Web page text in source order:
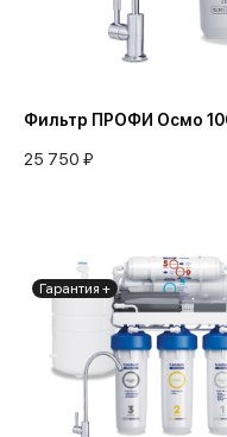
Фильтр ПРОФИ Осмо
25 750 ₽
Гарантия +